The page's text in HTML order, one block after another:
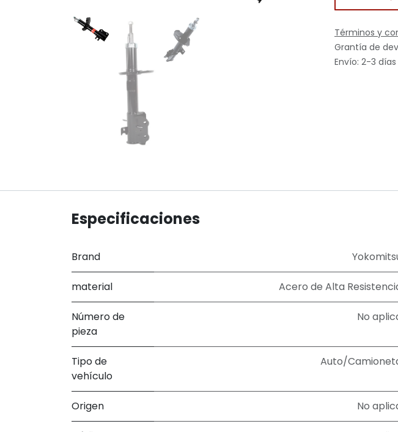
Términos y
Grantía de
Envío: 2-3
Especificaciones
Brand
material Acero de Alta
Número de
pieza
No
Tipo de
vehículo
Auto/
Origen No